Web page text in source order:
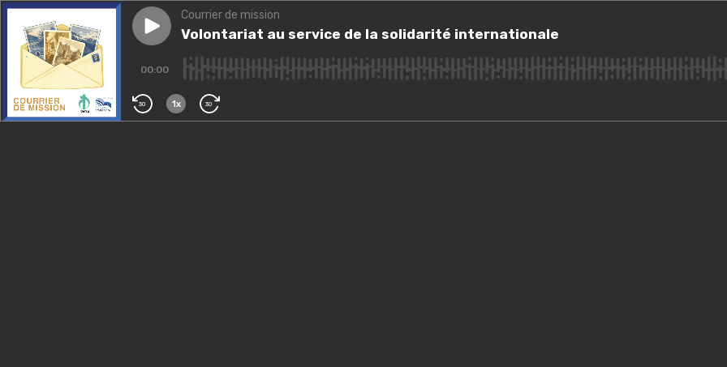
Play episodeVolontariat au service de la solidarité internationale
Courrier de mission
Volontariat au service de la solidarité internationale
00:00
30 1x 30